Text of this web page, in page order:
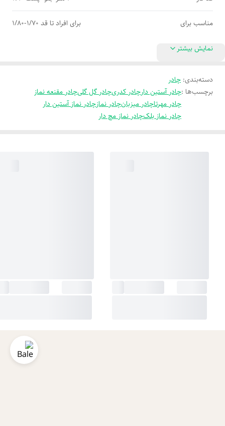
مناسب برای برای افراد تا قد 1/70-1/80
نمایش بیشتر
دسته‌بندی: چادر
برچسب‌ها :چادر آستین دارچادر کدریچادر گل گلیچادر مقنعه نماز
چادر مهرتاچادر میزبانچادر نمازچادر نماز آستین دار
چادر نماز بلکچادر نماز مچ دار